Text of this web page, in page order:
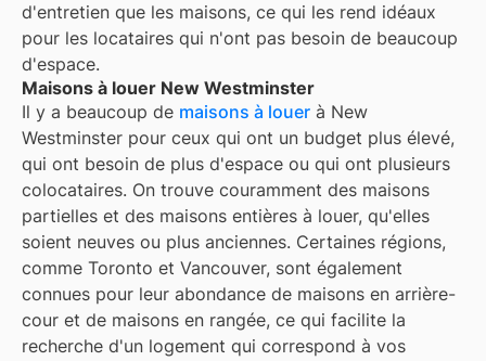
d'entretien que les maisons, ce qui les rend idéaux
pour les locataires qui n'ont pas besoin de beaucoup
d'espace.
Maisons à louer New Westminster
Il y a beaucoup de maisons à louer à New
Westminster pour ceux qui ont un budget plus élevé,
qui ont besoin de plus d'espace ou qui ont plusieurs
colocataires. On trouve couramment des maisons
partielles et des maisons entières à louer, qu'elles
soient neuves ou plus anciennes. Certaines régions,
comme Toronto et Vancouver, sont également
connues pour leur abondance de maisons en arrière-
cour et de maisons en rangée, ce qui facilite la
recherche d'un logement qui correspond à vos